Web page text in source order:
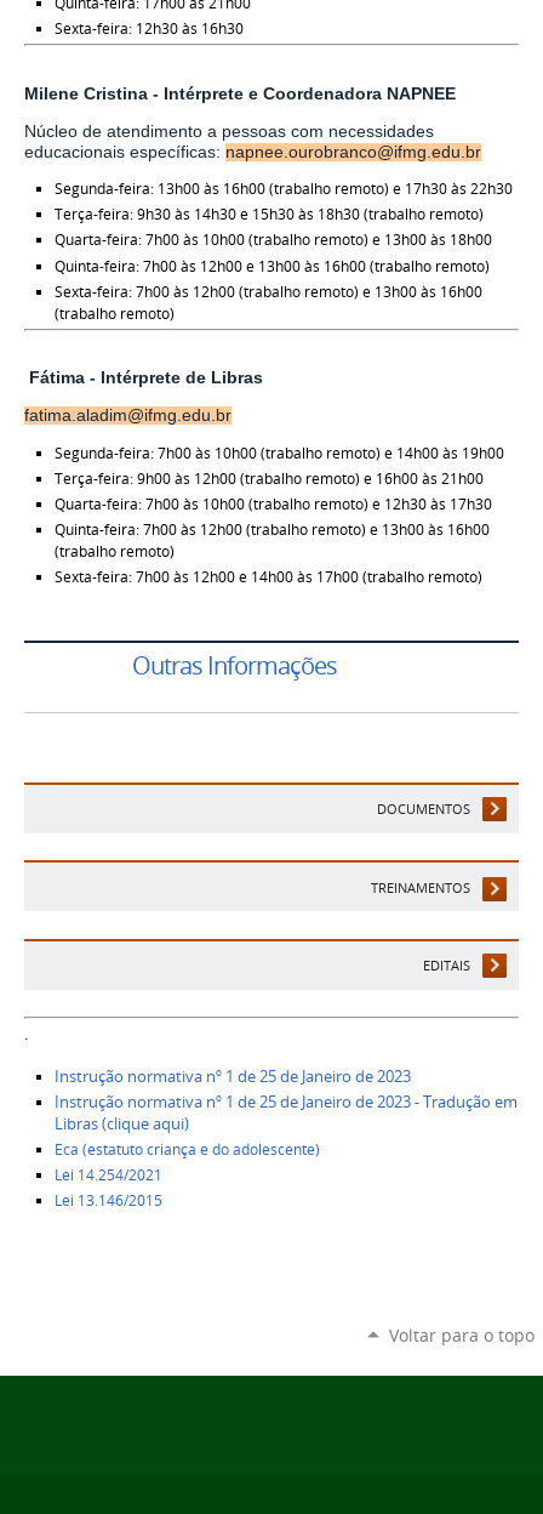
Sexta-feira: 12h30 às 16h30
Milene Cristina - Intérprete e Coordenadora NAPNEE
Núcleo de atendimento a pessoas com necessidades
educacionais específicas: napnee.ourobranco@ifmg.edu.br
Segunda-feira: 13h00 às 16h00 (trabalho remoto) e 17h30 às 22h30
Terça-feira: 9h30 às 14h30 e 15h30 às 18h30(trabalho remoto)
Quarta-feira: 7h00 às 10h00 (trabalho remoto) e 13h00 às 18h00
Quinta-feira: 7h00 às 12h00 e 13h00 às 16h00 (trabalho remoto)
Sexta-feira: 7h00 às 12h00(trabalho remoto) e 13h00 às 16h00
(trabalho remoto)
Fátima - Intérprete de Libras
fatima.aladim@ifmg.edu.br
Segunda-feira: 7h00 às 10h00 (trabalho remoto) e 14h00 às 19h00
Terça-feira: 9h00 às 12h00 (trabalho remoto) e 16h00 às 21h00
Quarta-feira: 7h00 às 10h00 (trabalho remoto) e 12h30 às 17h30
Quinta-feira: 7h00 às 12h00 (trabalho remoto) e 13h00 às 16h00
(trabalho remoto)
Sexta-feira: 7h00 às 12h00 e 14h00 às 17h00 (trabalho remoto)
Outras Informações
DOCUMENTOS
TREINAMENTOS
EDITAIS
.
Instrução normativa nº 1 de 25 de Janeiro de 2023
Instrução normativa nº 1 de 25 de Janeiro de 2023 - Tradução em
Libras (clique aqui)
Eca (estatuto criança e do adolescente)
Lei 14.254/2021
Lei 13.146/2015
Voltar para o topo